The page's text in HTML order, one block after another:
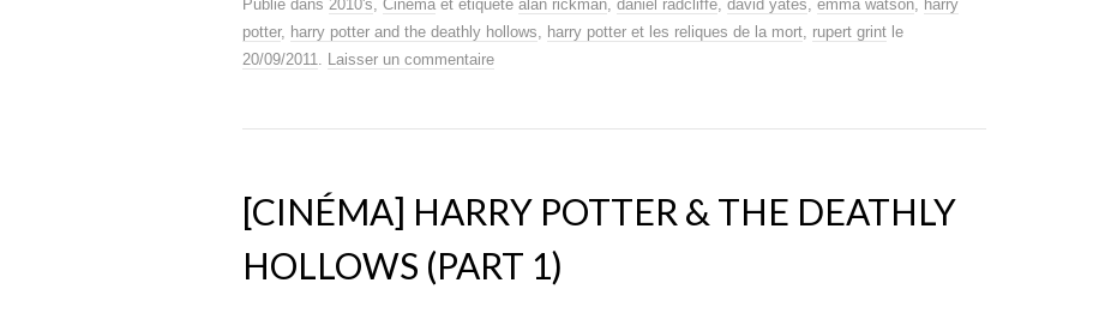
Publié dans 2010's Cinéma et étiqueté alan rickman daniel radcliffe david yates emma watson
harry
potter, harry potter and the deathly hollows harry potter et les reliques de la mort rupert grint le
20/09/2011
Laisser un commentaire
[CINÉMA] HARRY POTTER & THE DEATHLY
HOLLOWS (PART 1)